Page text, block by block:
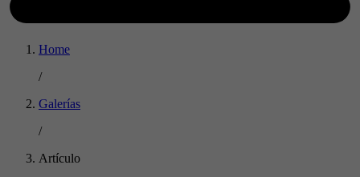
Home
/
Galerías
/
Artículo